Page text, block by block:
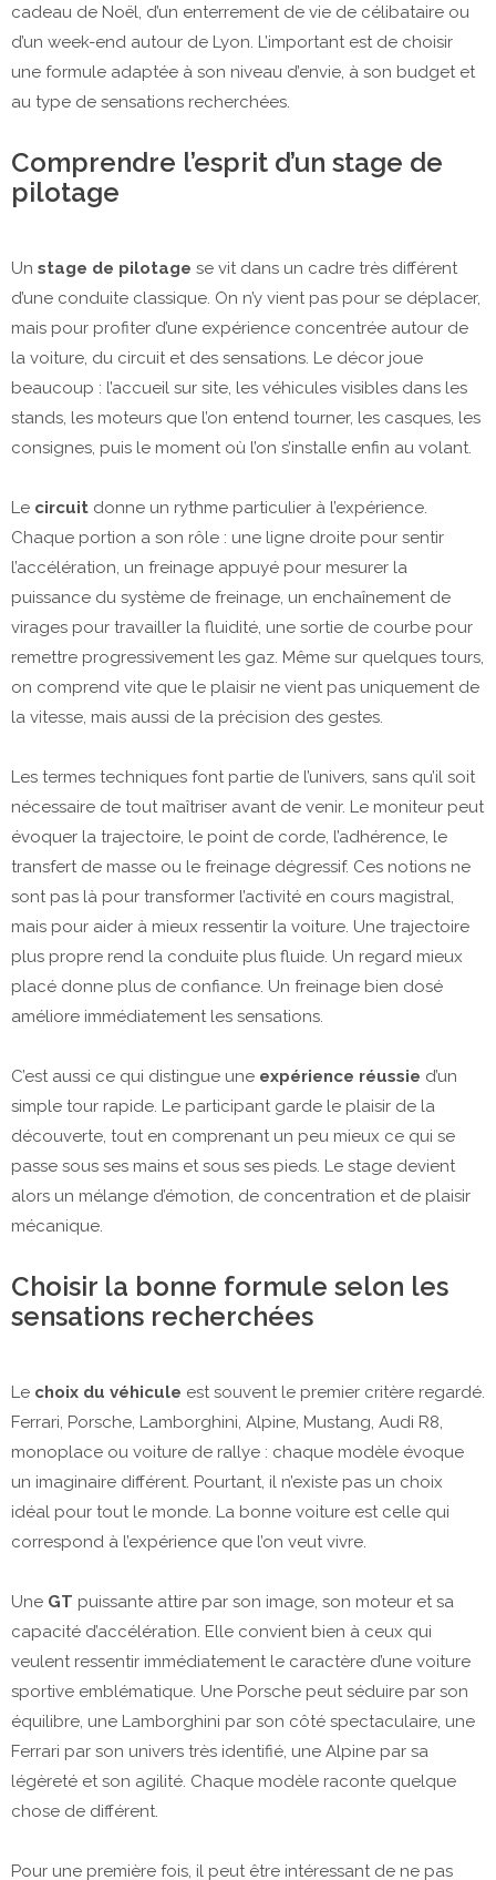
cadeau de Noël, d’un enterrement de vie de célibataire ou
d’un week-end autour de Lyon. L’important est de choisir
une formule adaptée à son niveau d’envie, à son budget et
au type de sensations recherchées.
Comprendre l’esprit d’un stage de
pilotage
Un stage de pilotage se vit dans un cadre très différent
d’une conduite classique. On n’y vient pas pour se déplacer,
mais pour profiter d’une expérience concentrée autour de
la voiture, du circuit et des sensations. Le décor joue
beaucoup : l’accueil sur site, les véhicules visibles dans les
stands, les moteurs que l’on entend tourner, les casques, les
consignes, puis le moment où l’on s’installe enfin au volant.
Le circuit donne un rythme particulier à l’expérience.
Chaque portion a son rôle : une ligne droite pour sentir
l’accélération, un freinage appuyé pour mesurer la
puissance du système de freinage, un enchaînement de
virages pour travailler la fluidité, une sortie de courbe pour
remettre progressivement les gaz. Même sur quelques tours,
on comprend vite que le plaisir ne vient pas uniquement de
la vitesse, mais aussi de la précision des gestes.
Les termes techniques font partie de l’univers, sans qu’il soit
nécessaire de tout maîtriser avant de venir. Le moniteur peut
évoquer la trajectoire, le point de corde, l’adhérence, le
transfert de masse ou le freinage dégressif. Ces notions ne
sont pas là pour transformer l’activité en cours magistral,
mais pour aider à mieux ressentir la voiture. Une trajectoire
plus propre rend la conduite plus fluide. Un regard mieux
placé donne plus de confiance. Un freinage bien dosé
améliore immédiatement les sensations.
C’est aussi ce qui distingue une expérience réussie d’un
simple tour rapide. Le participant garde le plaisir de la
découverte, tout en comprenant un peu mieux ce qui se
passe sous ses mains et sous ses pieds. Le stage devient
alors un mélange d’émotion, de concentration et de plaisir
mécanique.
Choisir la bonne formule selon les
sensations recherchées
Le choix du véhicule est souvent le premier critère regardé.
Ferrari, Porsche, Lamborghini, Alpine, Mustang, Audi R8,
monoplace ou voiture de rallye : chaque modèle évoque
un imaginaire différent. Pourtant, il n’existe pas un choix
idéal pour tout le monde. La bonne voiture est celle qui
correspond à l’expérience que l’on veut vivre.
Une GT puissante attire par son image, son moteur et sa
capacité d’accélération. Elle convient bien à ceux qui
veulent ressentir immédiatement le caractère d’une voiture
sportive emblématique. Une Porsche peut séduire par son
équilibre, une Lamborghini par son côté spectaculaire, une
Ferrari par son univers très identifié, une Alpine par sa
légèreté et son agilité. Chaque modèle raconte quelque
chose de différent.
Pour une première fois, il peut être intéressant de ne pas